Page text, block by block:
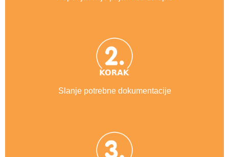
Slanje potrebne dokumentacije